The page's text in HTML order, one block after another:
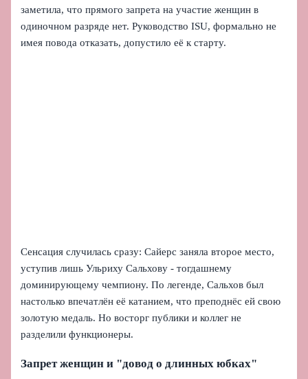
заметила, что прямого запрета на участие женщин в
одиночном разряде нет. Руководство ISU, формально не
имея повода отказать, допустило её к старту.
Сенсация случилась сразу: Сайерс заняла второе место,
уступив лишь Ульриху Сальхову - тогдашнему
доминирующему чемпиону. По легенде, Сальхов был
настолько впечатлён её катанием, что преподнёс ей свою
золотую медаль. Но восторг публики и коллег не
разделили функционеры.
Запрет женщин и "довод о длинных юбках"